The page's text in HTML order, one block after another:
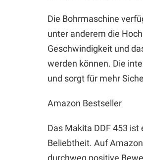
Die Bohrmaschine
unter anderem die
Geschwindigkeit und
werden können. Die
und sorgt für mehr
Amazon Bestseller
Das Makita DDF 453
Beliebtheit. Auf
durchweg positive